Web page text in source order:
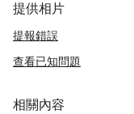
提供相片
提報錯誤
查看已知問題
相關內容